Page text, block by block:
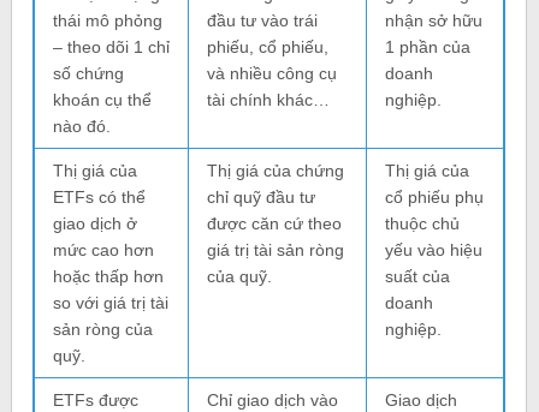
thái mô phỏng
– theo dõi 1 chỉ
số chứng
khoán cụ thể
nào đó.
đầu tư vào trái
phiếu, cổ phiếu,
và nhiều công cụ
tài chính khác…
nhận sở hữu
1 phần của
doanh
nghiệp.
Thị giá của
ETFs có thể
giao dịch ở
mức cao hơn
hoặc thấp hơn
so với giá trị tài
sản ròng của
quỹ.
Thị giá của chứng
chỉ quỹ đầu tư
được căn cứ theo
giá trị tài sản ròng
của quỹ.
Thị giá của
cổ phiếu phụ
thuộc chủ
yếu vào hiệu
suất của
doanh
nghiệp.
ETFs được
Chỉ giao dịch vào
Giao dịch